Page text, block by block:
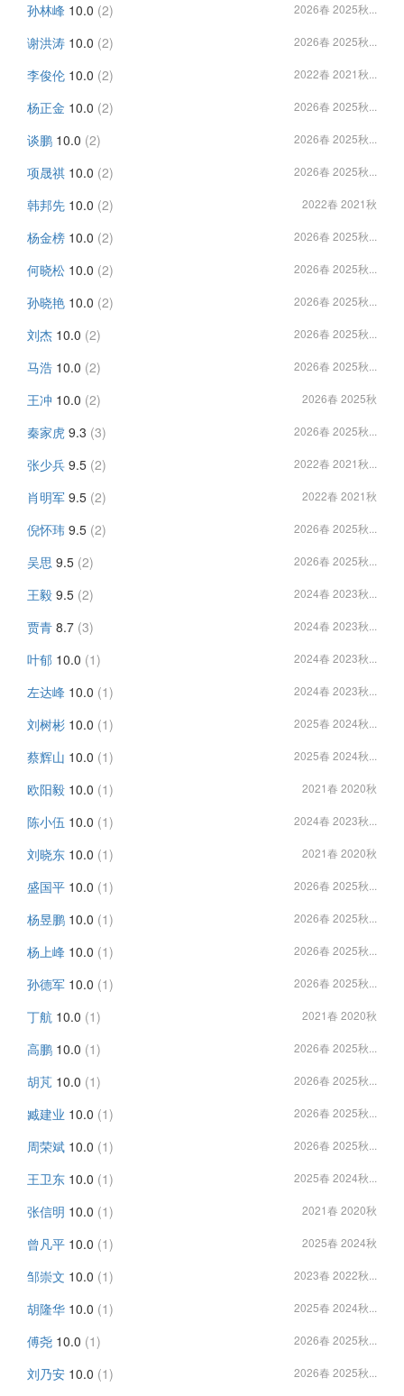
孙林峰 10.0 (2) 2026春 2025秋...
谢洪涛 10.0 (2) 2026春 2025秋...
李俊伦 10.0 (2) 2022春 2021秋...
杨正金 10.0 (2) 2026春 2025秋...
谈鹏 10.0 (2) 2026春 2025秋...
项晟祺 10.0 (2) 2026春 2025秋...
韩邦先 10.0 (2) 2022春 2021秋
杨金榜 10.0 (2) 2026春 2025秋...
何晓松 10.0 (2) 2026春 2025秋...
孙晓艳 10.0 (2) 2026春 2025秋...
刘杰 10.0 (2) 2026春 2025秋...
马浩 10.0 (2) 2026春 2025秋...
王冲 10.0 (2) 2026春 2025秋
秦家虎 9.3 (3) 2026春 2025秋...
张少兵 9.5 (2) 2022春 2021秋...
肖明军 9.5 (2) 2022春 2021秋
倪怀玮 9.5 (2) 2026春 2025秋...
吴思 9.5 (2) 2026春 2025秋...
王毅 9.5 (2) 2024春 2023秋...
贾青 8.7 (3) 2024春 2023秋...
叶郁 10.0 (1) 2024春 2023秋...
左达峰 10.0 (1) 2024春 2023秋...
刘树彬 10.0 (1) 2025春 2024秋...
蔡辉山 10.0 (1) 2025春 2024秋...
欧阳毅 10.0 (1) 2021春 2020秋
陈小伍 10.0 (1) 2024春 2023秋...
刘晓东 10.0 (1) 2021春 2020秋
盛国平 10.0 (1) 2026春 2025秋...
杨昱鹏 10.0 (1) 2026春 2025秋...
杨上峰 10.0 (1) 2026春 2025秋...
孙德军 10.0 (1) 2026春 2025秋...
丁航 10.0 (1) 2021春 2020秋
高鹏 10.0 (1) 2026春 2025秋...
胡芃 10.0 (1) 2026春 2025秋...
臧建业 10.0 (1) 2026春 2025秋...
周荣斌 10.0 (1) 2026春 2025秋...
王卫东 10.0 (1) 2025春 2024秋...
张信明 10.0 (1) 2021春 2020秋
曾凡平 10.0 (1) 2025春 2024秋
邹崇文 10.0 (1) 2023春 2022秋...
胡隆华 10.0 (1) 2025春 2024秋...
傅尧 10.0 (1) 2026春 2025秋...
刘乃安 10.0 (1) 2026春 2025秋...